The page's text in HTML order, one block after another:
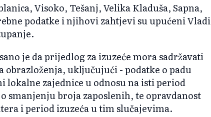
Visoko, Tešanj, Velika Kladuša, Sapna,
podatke i njihovi zahtjevi su upućeni Vladi
je da prijedlog za izuzeće mora sadržavati
obrazloženja, uključujući - podatke o padu
zajednice u odnosu na isti period
smanjenju broja zaposlenih, te opravdanost
i period izuzeća u tim slučajevima.